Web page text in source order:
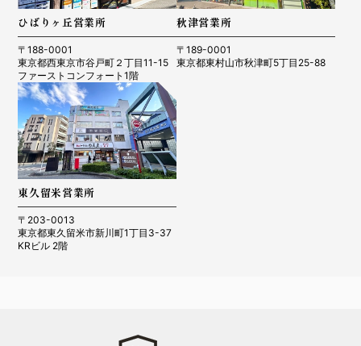
ひばりヶ丘営業所
〒188-0001
東京都西東京市谷戸町２丁目11-15
ファーストコンフォート1階
秋津営業所
〒189-0001
東京都東村山市秋津町5丁目25-88
東久留米営業所
〒203-0013
東京都東久留米市新川町1丁目3-37
KRビル 2階